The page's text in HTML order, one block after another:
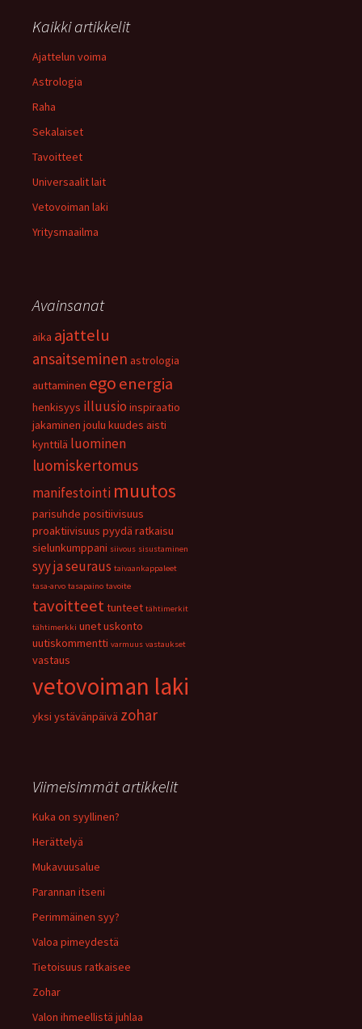
Kaikki artikkelit
Ajattelun voima
Astrologia
Raha
Sekalaiset
Tavoitteet
Universaalit lait
Vetovoiman laki
Yritysmaailma
Avainsanat
aika ajattelu
ansaitseminen astrologia
auttaminen egoenergia
henkisyys illuusio inspiraatio
jakaminen joulu kuudes aisti
kynttilä luominen
luomiskertomus
manifestointi muutos
parisuhde positiivisuus
proaktiivisuus pyydä ratkaisu
sielunkumppani siivous sisustaminen
syy ja seuraus taivaankappaleet
tasa-arvo tasapaino tavoite
tavoitteettunteet tähtimerkit
tähtimerkki unetuskonto
uutiskommentti varmuus vastaukset
vastaus
vetovoiman laki
yksi ystävänpäivä zohar
Viimeisimmät artikkelit
Kuka on syyllinen?
Herättelyä
Mukavuusalue
Parannan itseni
Perimmäinen syy?
Valoa pimeydestä
Tietoisuus ratkaisee
Zohar
Valon ihmeellistä juhlaa